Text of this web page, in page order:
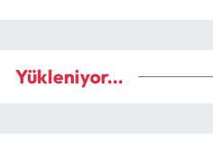
Yükleniyor...